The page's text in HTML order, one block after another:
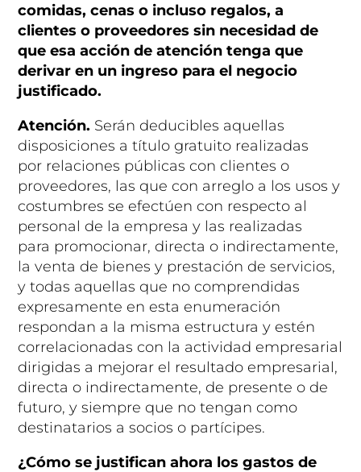
comidas, cenas o incluso regalos, a
clientes o proveedores sin necesidad de
que esa acción de atención tenga que
derivar en un ingreso para el negocio
justificado.
Atención. Serán deducibles aquellas
disposiciones a título gratuito realizadas
por relaciones públicas con clientes o
proveedores, las que con arreglo a los usos y
costumbres se efectúen con respecto al
personal de la empresa y las realizadas
para promocionar, directa o indirectamente,
la venta de bienes y prestación de servicios,
y todas aquellas que no comprendidas
expresamente en esta enumeración
respondan a la misma estructura y estén
correlacionadas con la actividad empresarial
dirigidas a mejorar el resultado empresarial,
directa o indirectamente, de presente o de
futuro, y siempre que no tengan como
destinatarios a socios o partícipes.
¿Cómo se justifican ahora los gastos de